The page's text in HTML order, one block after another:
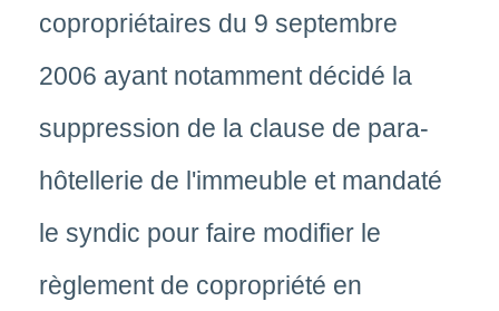
copropriétaires du 9 septembre
2006 ayant notamment décidé la
suppression de la clause de para-
hôtellerie de l'immeuble et mandaté
le syndic pour faire modifier le
règlement de copropriété en